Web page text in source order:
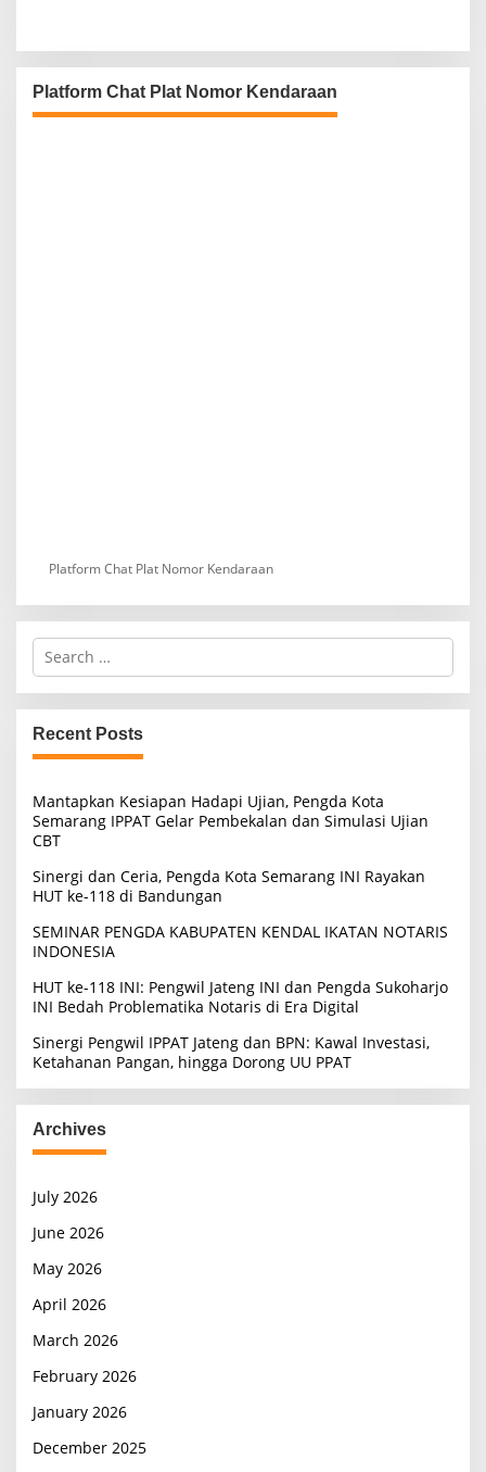
Platform Chat Plat Nomor Kendaraan
Platform Chat Plat Nomor Kendaraan
S
r
c
h
f
r
:
Recent Posts
Mantapkan Kesiapan Hadapi Ujian, Pengda Kota
Semarang IPPAT Gelar Pembekalan dan Simulasi Ujian
CBT
Sinergi dan Ceria, Pengda Kota Semarang INI Rayakan
HUT ke-118 di Bandungan
SEMINAR PENGDA KABUPATEN KENDAL IKATAN NOTARIS
INDONESIA
HUT ke-118 INI: Pengwil Jateng INI dan Pengda Sukoharjo
INI Bedah Problematika Notaris di Era Digital
Sinergi Pengwil IPPAT Jateng dan BPN: Kawal Investasi,
Ketahanan Pangan, hingga Dorong UU PPAT
Archives
July 2026
June 2026
May 2026
April 2026
March 2026
February 2026
January 2026
December 2025